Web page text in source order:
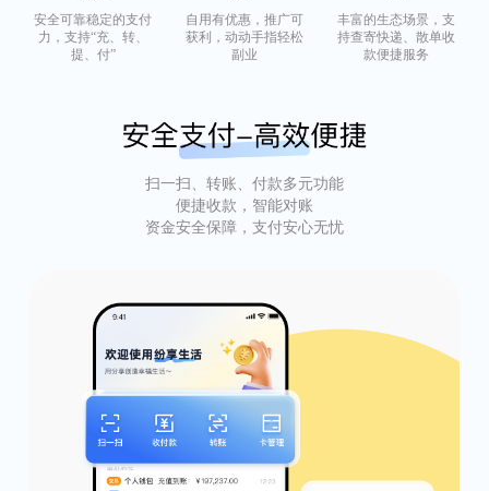
安全可靠稳定的支付
力，支持“充、转、
提、付”
自用有优惠，推广可
获利，动动手指轻松
副业
丰富的生态场景，支
持查寄快递、散单收
款便捷服务
扫一扫、转账、付款多元功能
便捷收款，智能对账
资金安全保障，支付安心无忧